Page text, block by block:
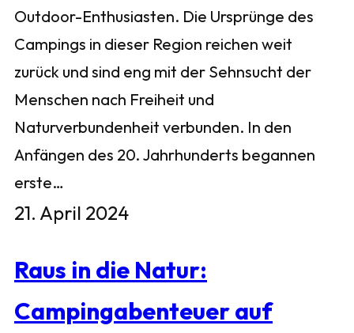
Outdoor-Enthusiasten. Die Ursprünge des
Campings in dieser Region reichen weit
zurück und sind eng mit der Sehnsucht der
Menschen nach Freiheit und
Naturverbundenheit verbunden. In den
Anfängen des 20. Jahrhunderts begannen
erste…
21. April 2024
Raus in die Natur:
Campingabenteuer auf